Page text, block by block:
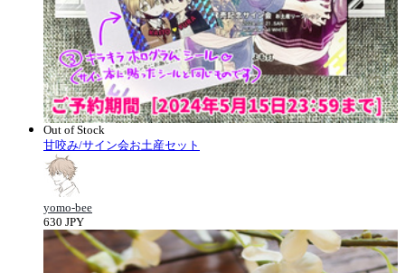
Out of Stock
甘咬み/サイン会お土産セット
yomo-bee
630 JPY